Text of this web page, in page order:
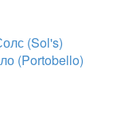
(Sol's)
(Portobello)